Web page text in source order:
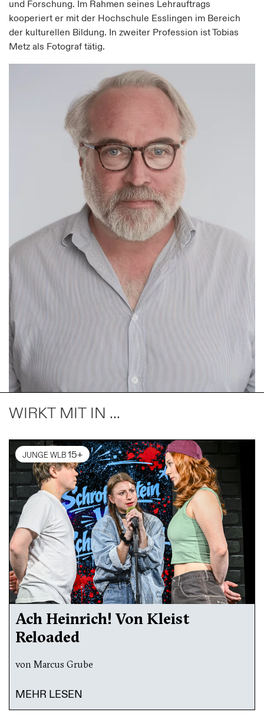
und Forschung. Im Rahmen seines Lehrauftrags
kooperiert er mit der Hochschule Esslingen im Bereich
der kulturellen Bildung. In zweiter Profession ist Tobias
Metz als Fotograf tätig.
WIRKT MIT IN ...
JUNGE WLB15+
Ach Heinrich! Von Kleist
Reloaded
von Marcus Grube
MEHR LESEN